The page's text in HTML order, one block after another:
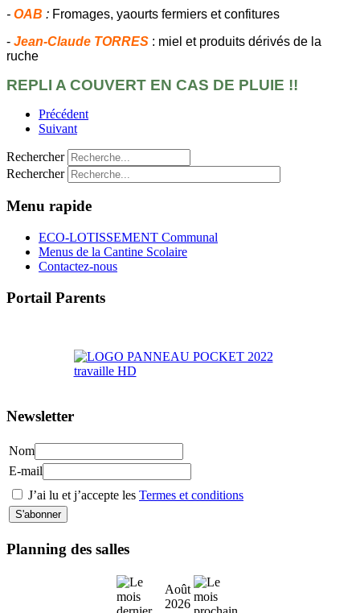
- OAB : Fromages, yaourts fermiers et confitures
- Jean-Claude TORRES : miel et produits dérivés de la
ruche
REPLI A COUVERT EN CAS DE PLUIE !!
Précédent
Suivant
Rechercher
Rechercher
Menu rapide
ECO-LOTISSEMENT Communal
Menus de la Cantine Scolaire
Contactez-nous
Portail Parents
Newsletter
Nom
E-mail
J’ai lu et j’accepte les Termes et conditions
Planning des salles
Août
2026